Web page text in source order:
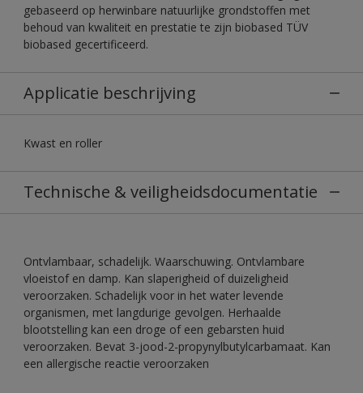
gebaseerd op herwinbare natuurlijke grondstoffen met
behoud van kwaliteit en prestatie te zijn biobased TÜV
biobased gecertificeerd.
Applicatie beschrijving
Kwast en roller
Technische & veiligheidsdocumentatie
Ontvlambaar, schadelijk. Waarschuwing. Ontvlambare
vloeistof en damp. Kan slaperigheid of duizeligheid
veroorzaken. Schadelijk voor in het water levende
organismen, met langdurige gevolgen. Herhaalde
blootstelling kan een droge of een gebarsten huid
veroorzaken. Bevat 3-jood-2-propynylbutylcarbamaat. Kan
een allergische reactie veroorzaken